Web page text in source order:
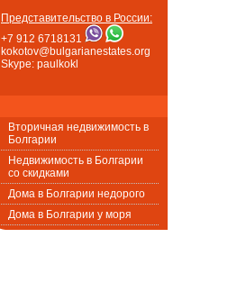
Представительство в России:
+7 912 6718131
kokotov@bulgarianestates.org
Skype: paulkokl
Вторичная недвижимость в
Болгарии
Недвижимость в Болгарии
со скидками
Дома в Болгарии недорого
Дома в Болгарии у моря